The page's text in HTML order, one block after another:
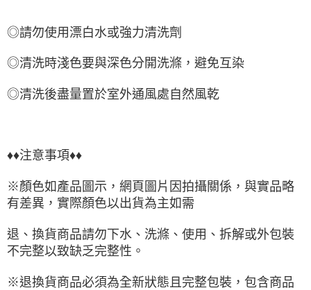
◎請勿使用漂白水或強力清洗劑
◎清洗時淺色要與深色分開洗滌，避免互染
◎清洗後盡量置於室外通風處自然風乾
♦♦注意事項♦♦
※顏色如產品圖示，網頁圖片因拍攝關係，與實品略
有差異，實際顏色以出貨為主如需
退、換貨商品請勿下水、洗滌、使用、拆解或外包裝
不完整以致缺乏完整性。
※退換貨商品必須為全新狀態且完整包裝，包含商品